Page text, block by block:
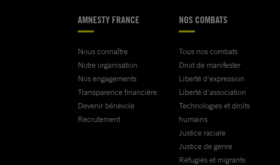
AMNESTY FRANCE
Nous connaître
Notre organisation
Nos engagements
Transparence financière
Devenir bénévole
Recrutement
NOS COMBATS
Tous nos combats
Droit de manifester
Liberté d'expression
Liberté d'association
Technologies et droits
humains
Justice raciale
Justice de genre
Réfugiés et migrants